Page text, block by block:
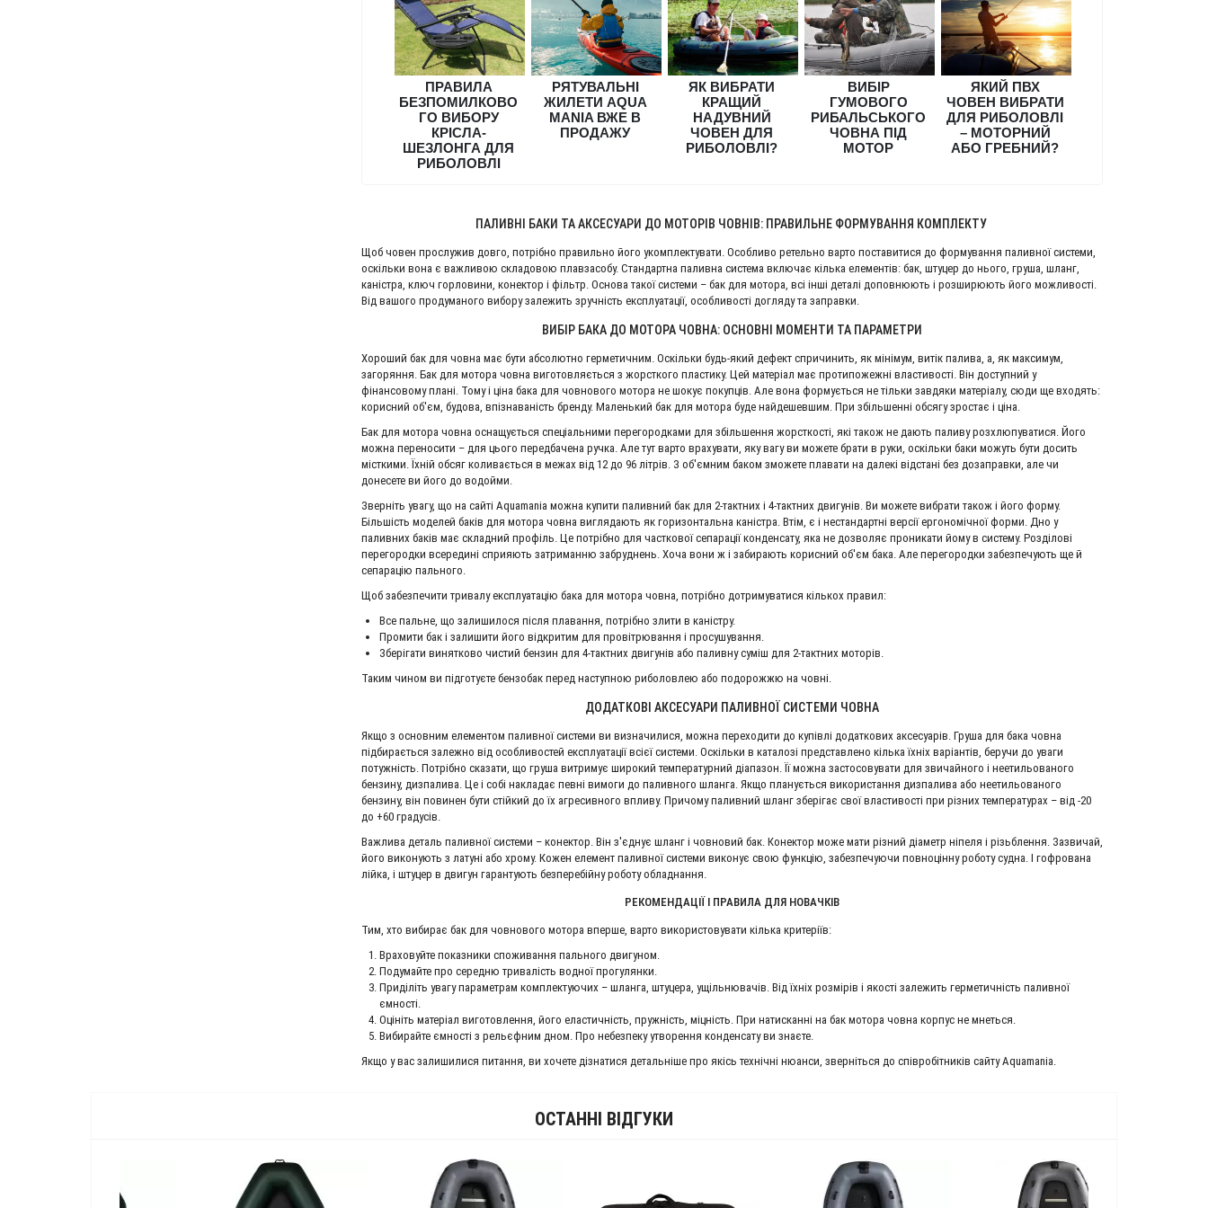
ПРАВИЛА
БЕЗПОМИЛКОВО
ГО ВИБОРУ
КРІСЛА-
ШЕЗЛОНГА ДЛЯ
РИБОЛОВЛІ
РЯТУВАЛЬНІ
ЖИЛЕТИ AQUA
MANIA ВЖЕ В
ПРОДАЖУ
ЯК ВИБРАТИ
КРАЩИЙ
НАДУВНИЙ
ЧОВЕН ДЛЯ
РИБОЛОВЛІ?
ВИБІР
ГУМОВОГО
РИБАЛЬСЬКОГО
ЧОВНА ПІД
МОТОР
ЯКИЙ ПВХ
ЧОВЕН ВИБРАТИ
ДЛЯ РИБОЛОВЛІ
– МОТОРНИЙ
АБО ГРЕБНИЙ?
ПАЛИВНІ БАКИ ТА АКСЕСУАРИ ДО МОТОРІВ ЧОВНІВ: ПРАВИЛЬНЕ ФОРМУВАННЯ КОМПЛЕКТУ
Щоб човен прослужив довго, потрібно правильно його укомплектувати. Особливо ретельно варто поставитися до формування паливної системи,
оскільки вона є важливою складовою плавзасобу. Стандартна паливна система включає кілька елементів: бак, штуцер до нього, груша, шланг,
каністра, ключ горловини, конектор і фільтр. Основа такої системи – бак для мотора, всі інші деталі доповнюють і розширюють його можливості.
Від вашого продуманого вибору залежить зручність експлуатації, особливості догляду та заправки.
ВИБІР БАКА ДО МОТОРА ЧОВНА: ОСНОВНІ МОМЕНТИ ТА ПАРАМЕТРИ
Хороший бак для човна має бути абсолютно герметичним. Оскільки будь-який дефект спричинить, як мінімум, витік палива, а, як максимум,
загоряння. Бак для мотора човна виготовляється з жорсткого пластику. Цей матеріал має протипожежні властивості. Він доступний у
фінансовому плані. Тому і ціна бака для човнового мотора не шокує покупців. Але вона формується не тільки завдяки матеріалу, сюди ще входять:
корисний об'єм, будова, впізнаваність бренду. Маленький бак для мотора буде найдешевшим. При збільшенні обсягу зростає і ціна.
Бак для мотора човна оснащується спеціальними перегородками для збільшення жорсткості, які також не дають паливу розхлюпуватися. Його
можна переносити – для цього передбачена ручка. Але тут варто врахувати, яку вагу ви можете брати в руки, оскільки баки можуть бути досить
місткими. Їхній обсяг коливається в межах від 12 до 96 літрів. З об'ємним баком зможете плавати на далекі відстані без дозаправки, але чи
донесете ви його до водойми.
Зверніть увагу, що на сайті Aquamania можна купити паливний бак для 2-тактних і 4-тактних двигунів. Ви можете вибрати також і його форму.
Більшість моделей баків для мотора човна виглядають як горизонтальна каністра. Втім, є і нестандартні версії ергономічної форми. Дно у
паливних баків має складний профіль. Це потрібно для часткової сепарації конденсату, яка не дозволяє проникати йому в систему. Розділові
перегородки всередині сприяють затриманню забруднень. Хоча вони ж і забирають корисний об'єм бака. Але перегородки забезпечують ще й
сепарацію пального.
Щоб забезпечити тривалу експлуатацію бака для мотора човна, потрібно дотримуватися кількох правил:
Все пальне, що залишилося після плавання, потрібно злити в каністру.
Промити бак і залишити його відкритим для провітрювання і просушування.
Зберігати винятково чистий бензин для 4-тактних двигунів або паливну суміш для 2-тактних моторів.
Таким чином ви підготуєте бензобак перед наступною риболовлею або подорожжю на човні.
ДОДАТКОВІ АКСЕСУАРИ ПАЛИВНОЇ СИСТЕМИ ЧОВНА
Якщо з основним елементом паливної системи ви визначилися, можна переходити до купівлі додаткових аксесуарів. Груша для бака човна
підбирається залежно від особливостей експлуатації всієї системи. Оскільки в каталозі представлено кілька їхніх варіантів, беручи до уваги
потужність. Потрібно сказати, що груша витримує широкий температурний діапазон. Її можна застосовувати для звичайного і неетильованого
бензину, дизпалива. Це і собі накладає певні вимоги до паливного шланга. Якщо планується використання дизпалива або неетильованого
бензину, він повинен бути стійкий до їх агресивного впливу. Причому паливний шланг зберігає свої властивості при різних температурах – від -20
до +60 градусів.
Важлива деталь паливної системи – конектор. Він з'єднує шланг і човновий бак. Конектор може мати різний діаметр ніпеля і різьблення. Зазвичай,
його виконують з латуні або хрому. Кожен елемент паливної системи виконує свою функцію, забезпечуючи повноцінну роботу судна. І гофрована
лійка, і штуцер в двигун гарантують безперебійну роботу обладнання.
РЕКОМЕНДАЦІЇ І ПРАВИЛА ДЛЯ НОВАЧКІВ
Тим, хто вибирає бак для човнового мотора вперше, варто використовувати кілька критеріїв:
Враховуйте показники споживання пального двигуном.
Подумайте про середню тривалість водної прогулянки.
Приділіть увагу параметрам комплектуючих – шланга, штуцера, ущільнювачів. Від їхніх розмірів і якості залежить герметичність паливної
ємності.
Оцініть матеріал виготовлення, його еластичність, пружність, міцність. При натисканні на бак мотора човна корпус не мнеться.
Вибирайте ємності з рельєфним дном. Про небезпеку утворення конденсату ви знаєте.
Якщо у вас залишилися питання, ви хочете дізнатися детальніше про якісь технічні нюанси, зверніться до співробітників сайту Aquamania.
ОСТАННІ ВІДГУКИ